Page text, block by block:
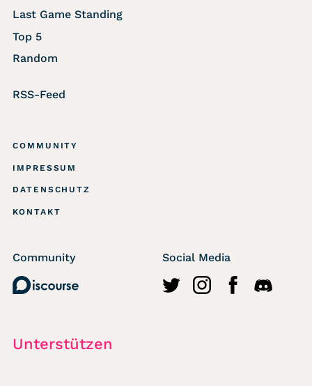
Last Game Standing
Top 5
Random
RSS-Feed
COMMUNITY
IMPRESSUM
DATENSCHUTZ
KONTAKT
Community
Discourse
Social Media
http://twitter.com/
https://https://https://
Unterstützen